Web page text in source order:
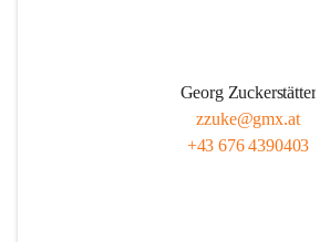
Georg Zuckerstätter
zzuke@gmx.at
+43 676 4390403